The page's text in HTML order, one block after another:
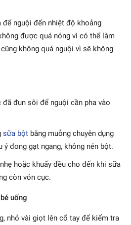
nguội đến nhiệt độ khoảng
được quá nóng vì có thể làm
không quá nguội vì sẽ không
đun sôi để nguội cần pha vào
sữa bột bằng muỗng chuyên dụng
ý đong gạt ngang, không nén bột.
hoặc khuấy đều cho đến khi sữa
còn vón cục.
uống
nhỏ vài giọt lên cổ tay để kiểm tra